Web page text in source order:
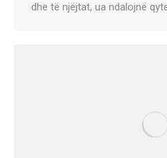
dhe të njëjtat, ua ndalojnë